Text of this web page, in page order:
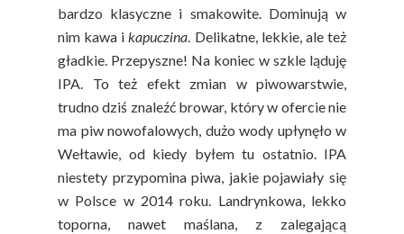
bardzo klasyczne i smakowite. Dominują w
nim kawa ikapuczina. Delikatne, lekkie, ale też
gładkie. Przepyszne! Na koniec w szkle ląduję
IPA. To też efekt zmian w piwowarstwie,
trudno dziś znaleźć browar, który w ofercie nie
ma piw nowofalowych, dużo wody upłynęło w
Wełtawie, od kiedy byłem tu ostatnio. IPA
niestety przypomina piwa, jakie pojawiały się
w Polsce w 2014 roku. Landrynkowa, lekko
toporna, nawet maślana, z zalegającą